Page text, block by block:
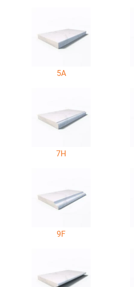
5A
7H
9F